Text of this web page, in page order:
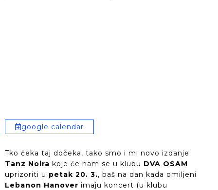
google calendar
Tko čeka taj dočeka, tako smo i mi novo izdanje
Tanz Noira koje će nam se u klubu DVA OSAM
uprizoriti u petak 20. 3., baš na dan kada omiljeni
Lebanon Hanover imaju koncert (u klubu